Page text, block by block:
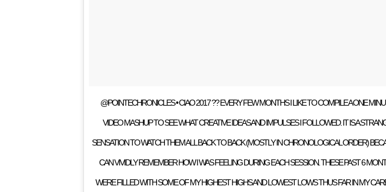
@POINTECHRONICLES • CIAO 2017 ?? EVERY FEW MONTHS I LIKE TO COMPILE A ONE
VIDEO MASHUP TO SEE WHAT CREATIVE IDEAS AND IMPULSES I FOLLOWED. IT IS A
SENSATION TO WATCH THEM ALL BACK TO BACK (MOSTLY IN CHRONOLOGICAL ORDER)
CAN VIVIDLY REMEMBER HOW I WAS FEELING DURING EACH SESSION. THESE PAST 6
WERE FILLED WITH SOME OF MY HIGHEST HIGHS AND LOWEST LOWS THUS FAR IN MY